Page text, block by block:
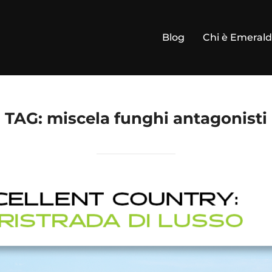
Blog Chi è
TAG: miscela funghi antagonisti